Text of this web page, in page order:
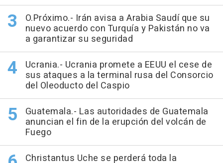
O.Próximo.- Irán avisa a Arabia Saudí que su
nuevo acuerdo con Turquía y Pakistán no va
a garantizar su seguridad
Ucrania.- Ucrania promete a EEUU el cese de
sus ataques a la terminal rusa del Consorcio
del Oleoducto del Caspio
Guatemala.- Las autoridades de Guatemala
anuncian el fin de la erupción del volcán de
Fuego
Christantus Uche se perderá toda la